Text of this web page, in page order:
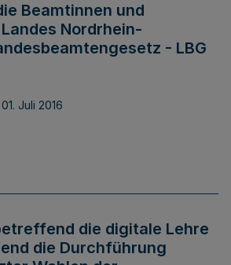
Beamtinnen und
Nordrhein-
- LBG
Juli 2016
die digitale Lehre
die Durchführung